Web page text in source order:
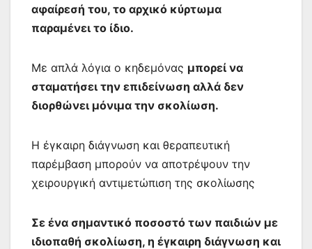
αφαίρεσή του, το αρχικό κύρτωμα
παραμένει το ίδιο.
Με απλά λόγια ο κηδεμόνας μπορεί να
σταματήσει την επιδείνωση αλλά δεν
διορθώνει μόνιμα την σκολίωση.
Η έγκαιρη διάγνωση και θεραπευτική
παρέμβαση μπορούν να αποτρέψουν την
χειρουργική αντιμετώπιση της σκολίωσης
Σε ένα σημαντικό ποσοστό των παιδιών με
ιδιοπαθή σκολίωση, η έγκαιρη διάγνωση και